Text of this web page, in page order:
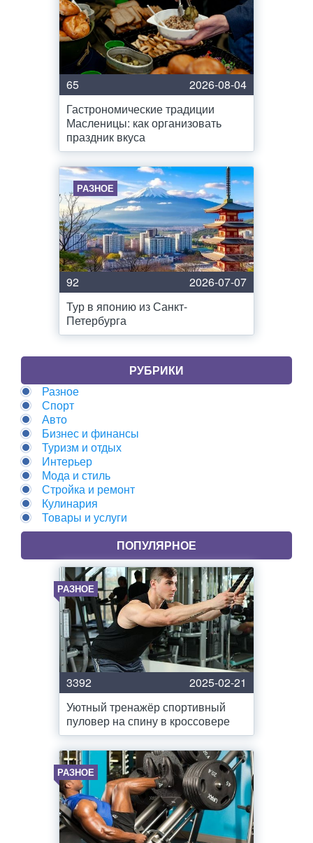
65
2026-08-04
Гастрономические традиции
Масленицы: как организовать
праздник вкуса
РАЗНОЕ
92
2026-07-07
Тур в японию из Санкт-
Петербурга
РУБРИКИ
Разное
Спорт
Авто
Бизнес и финансы
Туризм и отдых
Интерьер
Мода и стиль
Стройка и ремонт
Кулинария
Товары и услуги
ПОПУЛЯРНОЕ
РАЗНОЕ
3392
2025-02-21
Уютный тренажёр спортивный
пуловер на спину в кроссовере
РАЗНОЕ